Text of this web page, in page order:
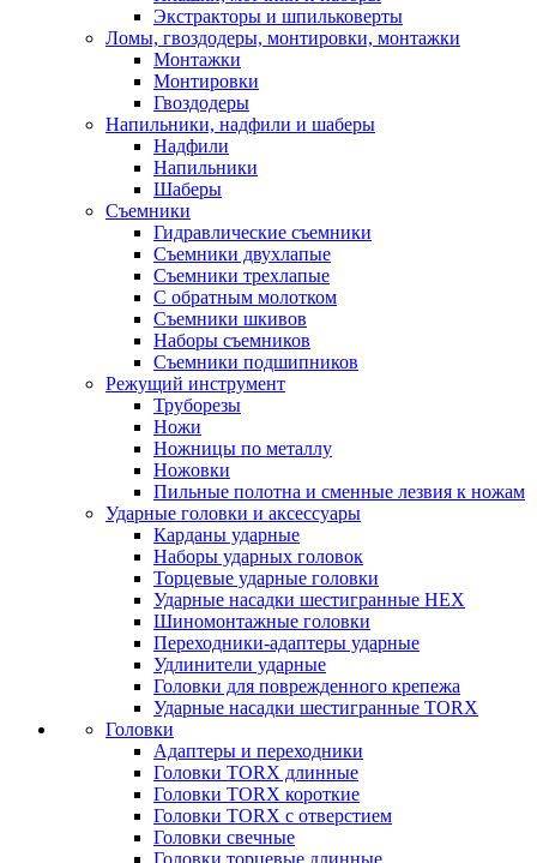
Экстракторы и шпильковерты
Ломы, гвоздодеры, монтировки, монтажки
Монтажки
Монтировки
Гвоздодеры
Напильники, надфили и шаберы
Надфили
Напильники
Шаберы
Съемники
Гидравлические съемники
Съемники двухлапые
Съемники трехлапые
С обратным молотком
Съемники шкивов
Наборы съемников
Съемники подшипников
Режущий инструмент
Труборезы
Ножи
Ножницы по металлу
Ножовки
Пильные полотна и сменные лезвия к ножам
Ударные головки и аксессуары
Карданы ударные
Наборы ударных головок
Торцевые ударные головки
Ударные насадки шестигранные HEX
Шиномонтажные головки
Переходники-адаптеры ударные
Удлинители ударные
Головки для поврежденного крепежа
Ударные насадки шестигранные TORX
Головки
Адаптеры и переходники
Головки TORX длинные
Головки TORX короткие
Головки TORX с отверстием
Головки свечные
Головки торцевые длинные